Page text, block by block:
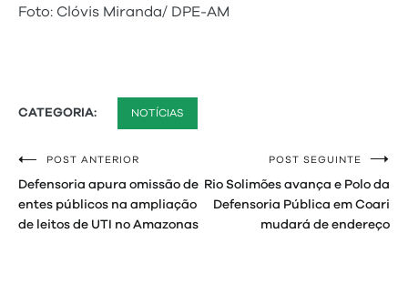
Foto: Clóvis Miranda/ DPE-AM
CATEGORIA: NOTÍCIAS
Navegação
de
Post
POST ANTERIOR
Defensoria apura omissão de
entes públicos na ampliação
de leitos de UTI no Amazonas
POST SEGUINTE
Rio Solimões avança e Polo da
Defensoria Pública em Coari
mudará de endereço